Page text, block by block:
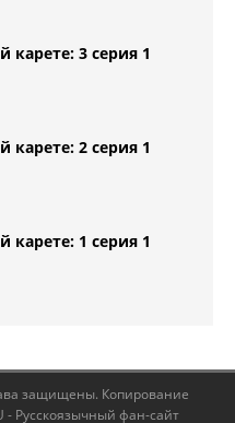
карете: 3 серия 1
карете: 2 серия 1
карете: 1 серия 1
защищены. Копирование
- Русскоязычный фан-сайт